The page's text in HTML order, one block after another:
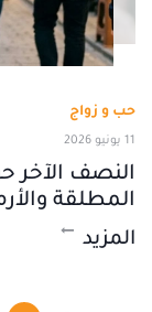
حب و زواج
11 يونيو 2026
النصف الآخر
المطلقة
المزيد